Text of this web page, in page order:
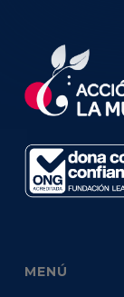
MENÚ